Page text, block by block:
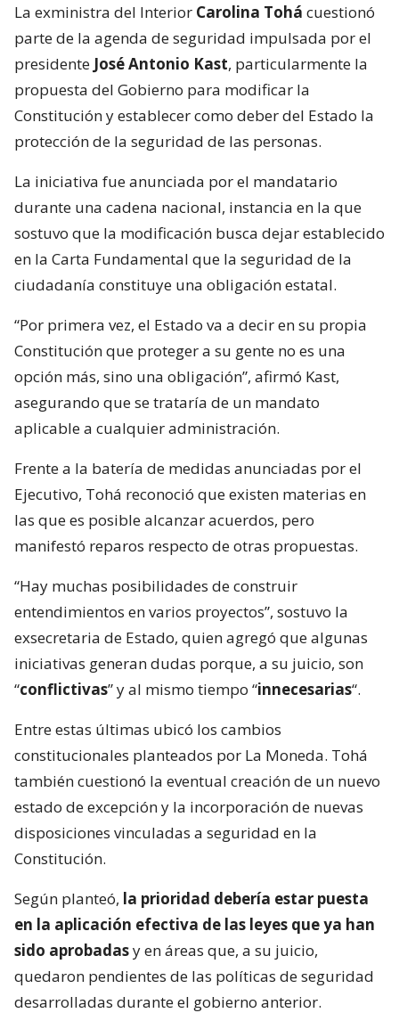
La exministra del Interior Carolina Tohá cuestionó
parte de la agenda de seguridad impulsada por el
presidente José Antonio Kast, particularmente la
propuesta del Gobierno para modificar la
Constitución y establecer como deber del Estado la
protección de la seguridad de las personas.
La iniciativa fue anunciada por el mandatario
durante una cadena nacional, instancia en la que
sostuvo que la modificación busca dejar establecido
en la Carta Fundamental que la seguridad de la
ciudadanía constituye una obligación estatal.
“Por primera vez, el Estado va a decir en su propia
Constitución que proteger a su gente no es una
opción más, sino una obligación”, afirmó Kast,
asegurando que se trataría de un mandato
aplicable a cualquier administración.
Frente a la batería de medidas anunciadas por el
Ejecutivo, Tohá reconoció que existen materias en
las que es posible alcanzar acuerdos, pero
manifestó reparos respecto de otras propuestas.
“Hay muchas posibilidades de construir
entendimientos en varios proyectos”, sostuvo la
exsecretaria de Estado, quien agregó que algunas
iniciativas generan dudas porque, a su juicio, son
“conflictivas” y al mismo tiempo “innecesarias“.
Entre estas últimas ubicó los cambios
constitucionales planteados por La Moneda. Tohá
también cuestionó la eventual creación de un nuevo
estado de excepción y la incorporación de nuevas
disposiciones vinculadas a seguridad en la
Constitución.
Según planteó, la prioridad debería estar puesta
en la aplicación efectiva de las leyes que ya han
sido aprobadasy en áreas que, a su juicio,
quedaron pendientes de las políticas de seguridad
desarrolladas durante el gobierno anterior.